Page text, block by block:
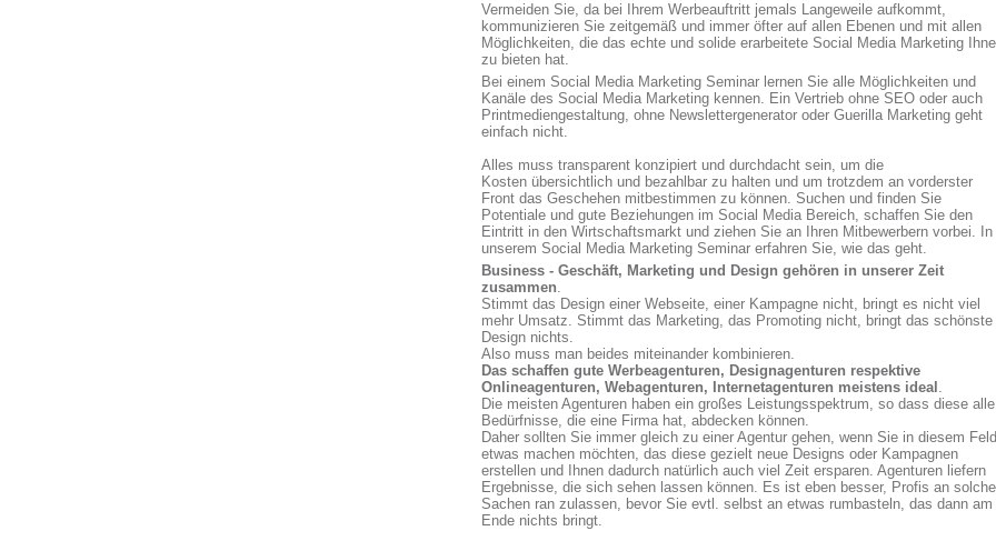
Vermeiden Sie, da bei Ihrem Werbeauftritt jemals Langeweile aufkommt,
kommunizieren Sie zeitgemäß und immer öfter auf allen Ebenen und mit allen
Möglichkeiten, die das echte und solide erarbeitete Social Media Marketing
zu bieten hat.
Bei einem Social Media Marketing Seminar lernen Sie alle Möglichkeiten und
Kanäle des Social Media Marketing kennen. Ein Vertrieb ohne SEO oder auch
Printmediengestaltung, ohne Newslettergenerator oder Guerilla Marketing geht
einfach nicht.
Alles muss transparent konzipiert und durchdacht sein, um die
Kosten übersichtlich und bezahlbar zu halten und um trotzdem an vorderster
Front das Geschehen mitbestimmen zu können. Suchen und finden Sie
Potentiale und gute Beziehungen im Social Media Bereich, schaffen Sie den
Eintritt in den Wirtschaftsmarkt und ziehen Sie an Ihren Mitbewerbern vorbei. In
unserem Social Media Marketing Seminar erfahren Sie, wie das geht.
Business - Geschäft, Marketing und Design gehören in unserer Zeit
zusammen.
Stimmt das Design einer Webseite, einer Kampagne nicht, bringt es nicht viel
mehr Umsatz. Stimmt das Marketing, das Promoting nicht, bringt das schönste
Design nichts.
Also muss man beides miteinander kombinieren.
Das schaffen gute Werbeagenturen, Designagenturen respektive
Onlineagenturen, Webagenturen, Internetagenturen meistens ideal .
Die meisten Agenturen haben ein großes Leistungsspektrum, so dass diese alle
Bedürfnisse, die eine Firma hat, abdecken können.
Daher sollten Sie immer gleich zu einer Agentur gehen, wenn Sie in diesem Feld
etwas machen möchten, das diese gezielt neue Designs oder Kampagnen
erstellen und Ihnen dadurch natürlich auch viel Zeit ersparen. Agenturen liefern
Ergebnisse, die sich sehen lassen können. Es ist eben besser, Profis an solche
Sachen ran zulassen, bevor Sie evtl. selbst an etwas rumbasteln, das dann am
Ende nichts bringt.